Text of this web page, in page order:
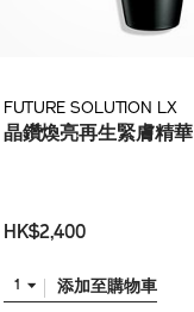
FUTURE SOLUTION LX
晶鑽煥亮再生緊膚精華
HK$2,400
1 添加至購物車